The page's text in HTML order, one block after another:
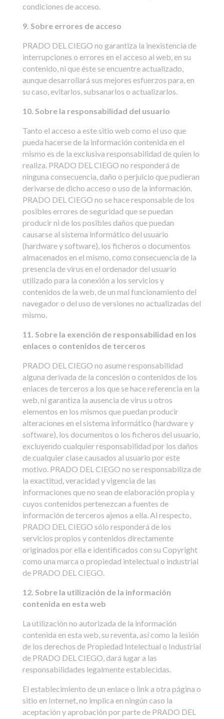
condiciones de acceso.
9. Sobre errores de acceso
PRADO DEL CIEGO no garantiza la inexistencia de
interrupciones o errores en el acceso al web, en su
contenido, ni que éste se encuentre actualizado,
aunque desarrollará sus mejores esfuerzos para, en
su caso, evitarlos, subsanarlos o actualizarlos.
10. Sobre la responsabilidad del usuario
Tanto el acceso a este sitio web como el uso que
pueda hacerse de la información contenida en el
mismo es de la exclusiva responsabilidad de quien lo
realiza. PRADO DEL CIEGO no responderá de
ninguna consecuencia, daño o perjuicio que pudieran
derivarse de dicho acceso o uso de la información.
PRADO DEL CIEGO no se hace responsable de los
posibles errores de seguridad que se puedan
producir ni de los posibles daños que puedan
causarse al sistema informático del usuario
(hardware y software), los ficheros o documentos
almacenados en el mismo, como consecuencia de la
presencia de virus en el ordenador del usuario
utilizado para la conexión a los servicios y
contenidos de la web, de un mal funcionamiento del
navegador o del uso de versiones no actualizadas del
mismo.
11. Sobre la exención de responsabilidad en los
enlaces o contenidos de terceros
PRADO DEL CIEGO no asume responsabilidad
alguna derivada de la concesión o contenidos de los
enlaces de terceros a los que se hace referencia en la
web, ni garantiza la ausencia de virus u otros
elementos en los mismos que puedan producir
alteraciones en el sistema informático (hardware y
software), los documentos o los ficheros del usuario,
excluyendo cualquier responsabilidad por los daños
de cualquier clase causados al usuario por este
motivo. PRADO DEL CIEGO no se responsabiliza de
la exactitud, veracidad y vigencia de las
informaciones que no sean de elaboración propia y
cuyos contenidos pertenezcan a fuentes de
información de terceros ajenos a ella. Al respecto,
PRADO DEL CIEGO sólo responderá de los
servicios propios y contenidos directamente
originados por ella e identificados con su Copyright
como una marca o propiedad intelectual o industrial
de PRADO DEL CIEGO.
12. Sobre la utilización de la información
contenida en esta web
La utilización no autorizada de la información
contenida en esta web, su reventa, así como la lesión
de los derechos de Propiedad Intelectual o Industrial
de PRADO DEL CIEGO, dará lugar a las
responsabilidades legalmente establecidas.
El establecimiento de un enlace o link a otra página o
sitio en Internet, no implica en ningún caso la
aceptación y aprobación por parte de PRADO DEL